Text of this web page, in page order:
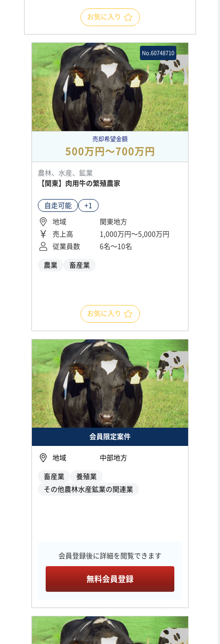
お気に入り
No.60748710
売却希望金額
500万円〜700万円
農林、水産、鉱業
【関東】肉用牛の繁殖農家
自走可能 +1
地域
関東地方
売上高
1,000万円〜5,000万円
従業員数
6名〜10名
農業 畜産業
お気に入り
会員限定案件
地域 中部地方
畜産業
養殖業
その他農林水産鉱業の関連業
会員登録後に詳細を閲覧できます
無料会員登録